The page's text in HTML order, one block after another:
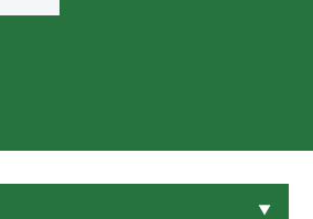
▼